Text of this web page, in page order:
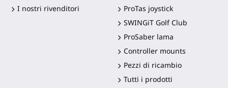
I nostri rivenditori
ProTas joystick
SWINGiT Golf Club
ProSaber lama
Controller mounts
Pezzi di ricambio
Tutti i prodotti